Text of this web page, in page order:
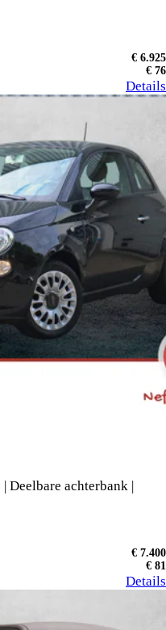
€ 6.925
€ 76
Details
Deelbare achterbank |
€ 7.400
€ 81
Details